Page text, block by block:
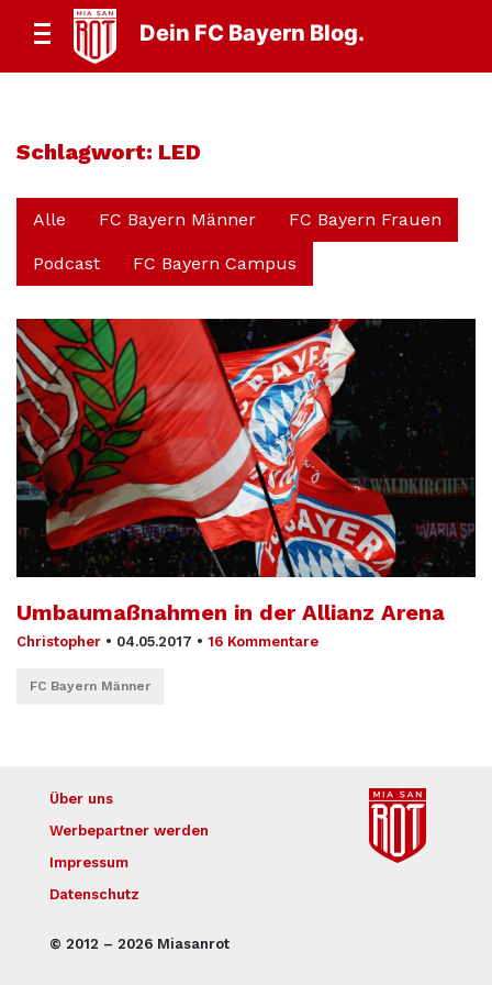
Dein FC Bayern Blog.
Schlagwort: LED
Alle FC Bayern Männer FC Bayern Frauen
Podcast FC Bayern Campus
Umbaumaßnahmen in der Allianz Arena
Christopher • 04.05.2017 • 16 Kommentare
FC Bayern Männer
© 2012 – 2026 Miasanrot
Über uns
Werbepartner werden
Impressum
Datenschutz